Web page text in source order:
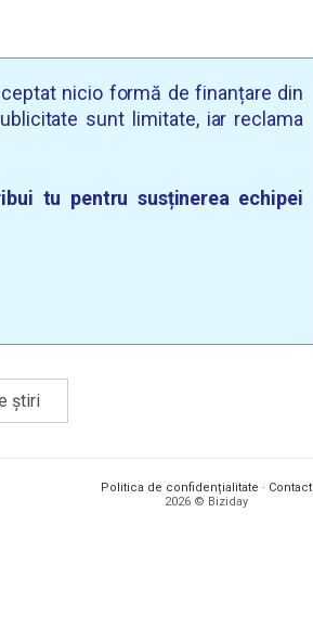
nicio formă de finanțare din
sunt limitate, iar reclama
tu pentru susținerea echipei
știri
Politica de confidențialitate · Contact
2026 © Biziday